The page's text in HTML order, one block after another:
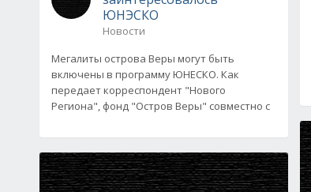
ЮНЭСКО
Новости
Мегалиты острова Веры могут быть
включены в программу ЮНЕСКО. Как
передает корреспондент "Нового
Региона", фонд "Остров Веры" совместно с